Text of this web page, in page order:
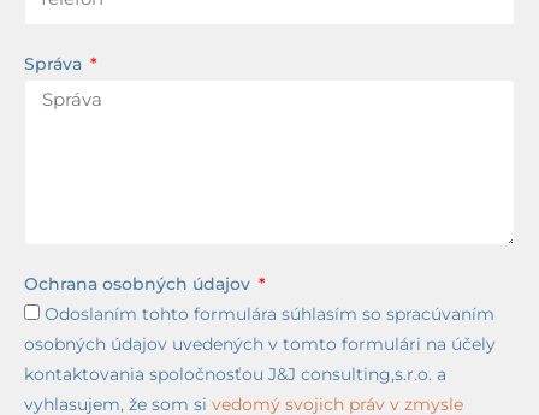
Správa
Ochrana osobných údajov
Odoslaním tohto formulára súhlasím so spracúvaním
osobných údajov uvedených v tomto formulári na účely
kontaktovania spoločnosťou J&J consulting,s.r.o. a
vyhlasujem, že som si vedomý svojich práv v zmysle